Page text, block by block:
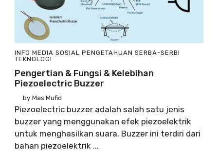
INFO MEDIA SOSIAL PENGETAHUAN SERBA-SERBI
TEKNOLOGI
Pengertian & Fungsi & Kelebihan
Piezoelectric Buzzer
by Mas Mufid
Piezoelectric buzzer adalah salah satu jenis
buzzer yang menggunakan efek piezoelektrik
untuk menghasilkan suara. Buzzer ini terdiri dari
bahan piezoelektrik ...